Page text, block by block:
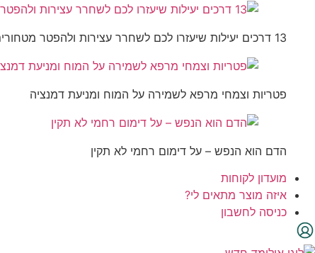
13 דרכים יעילות שיעזרו לכם לשחרר עצירות ולהפטר מטחורים
פטריות וצמחי מרפא לשמירה על המוח ומניעת דמנציה
הדם הוא הנפש – על דימום רחמי לא תקין
מועדון לקוחות
איזה מוצר מתאים לי?
כניסה לחשבון